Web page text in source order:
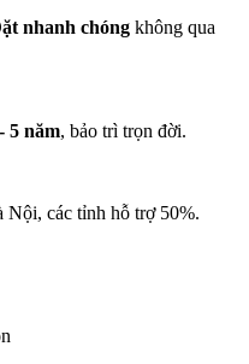
nhanh chóng không qua
5 năm, bảo trì trọn đời.
Nội, các tỉnh hỗ trợ 50%.